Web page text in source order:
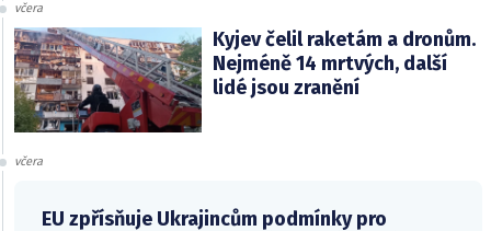
včera
Kyjev čelil raketám a dronům.
Nejméně 14 mrtvých, další
lidé jsou zranění
včera
EU zpřísňuje Ukrajincům podmínky pro